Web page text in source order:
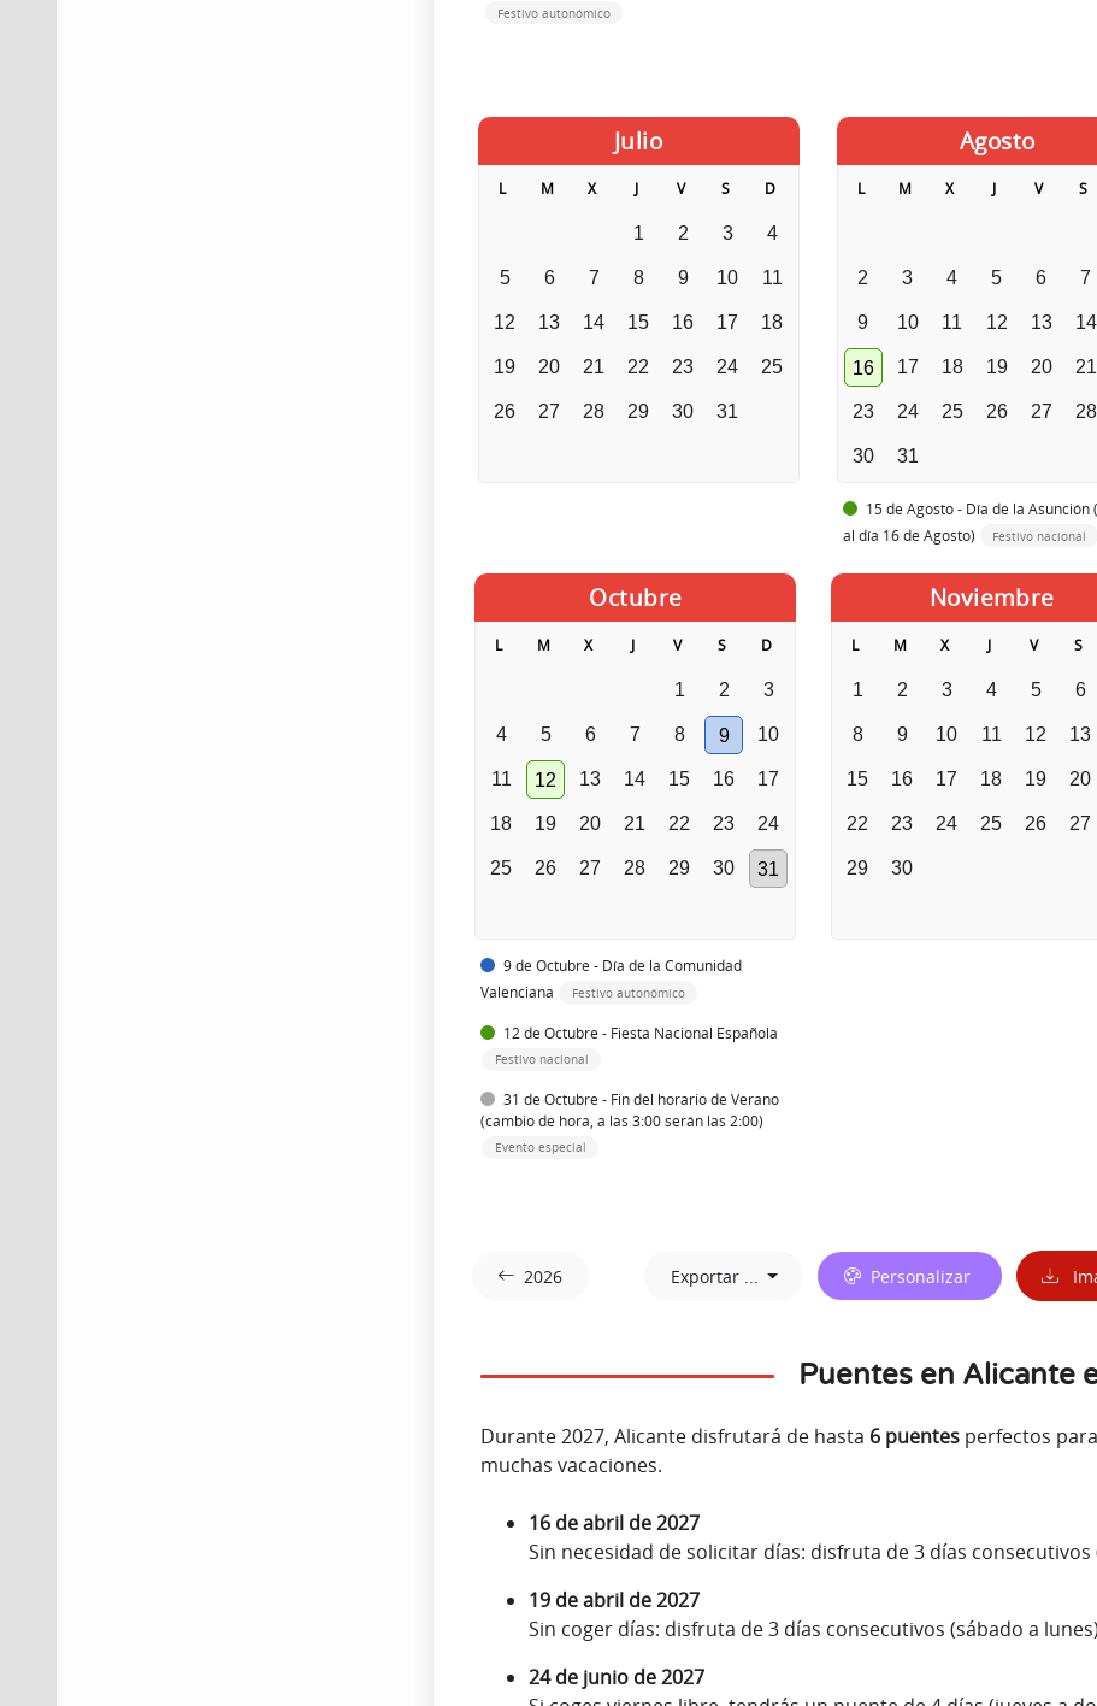
Festivo autonómico
Julio
L M X J V S D
1 2 3 4
5 6 7 8 9 10 11
12 13 14 15 16 17 18
19 20 21 22 23 24 25
26 27 28 29 30 31
Agosto
L M X J V S
2 3 4 5 6 7
9 10 11 12 13 14
16 17 18 19 20 21
23 24 25 26 27 28
30 31
15 de Agosto - Día de la Asunción
al día 16 de Agosto)
Festivo nacional
Octubre
L M X J V S D
1 2 3
4 5 6 7 8 9 10
11 12 13 14 15 16 17
18 19 20 21 22 23 24
25 26 27 28 29 30 31
9 de Octubre - Día de la Comunidad
Valenciana
Festivo autonómico
12 de Octubre - Fiesta Nacional Española
Festivo nacional
31 de Octubre - Fin del horario de Verano
(cambio de hora, a las 3:00 serán las 2:00)
Evento especial
Noviembre
L M X J V S
1 2 3 4 5 6
8 9 10 11 12 13
15 16 17 18 19 20
22 23 24 25 26 27
29 30
2026 Exportar ... Personalizar
Puentes en Alicante
Durante 2027, Alicante disfrutará de hasta 6 puentesperfectos
muchas vacaciones.
16 de abril de 2027
Sin necesidad de solicitar días: disfruta de 3 días
19 de abril de 2027
Sin coger días: disfruta de 3 días consecutivos (sábado a
24 de junio de 2027